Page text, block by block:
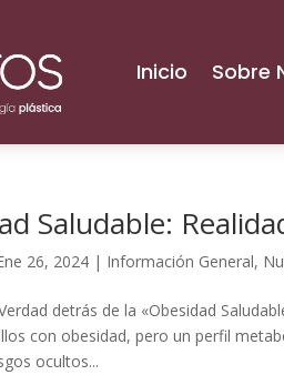
Inicio Sobre
Saludable:
26, 2024 | Información General,
detrás de la «Obesidad
con obesidad, pero un perfil
ocultos...